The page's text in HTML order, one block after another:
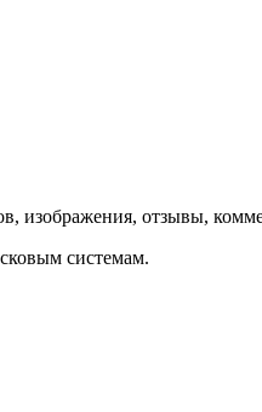
изображения, отзывы,
системам.